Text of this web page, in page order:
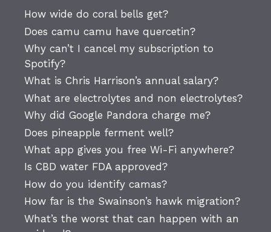
How wide do coral bells get?
Does camu camu have quercetin?
Why can’t I cancel my subscription to
Spotify?
What is Chris Harrison’s annual salary?
What are electrolytes and non electrolytes?
Why did Google Pandora charge me?
Does pineapple ferment well?
What app gives you free Wi-Fi anywhere?
Is CBD water FDA approved?
How do you identify camas?
How far is the Swainson’s hawk migration?
What’s the worst that can happen with an